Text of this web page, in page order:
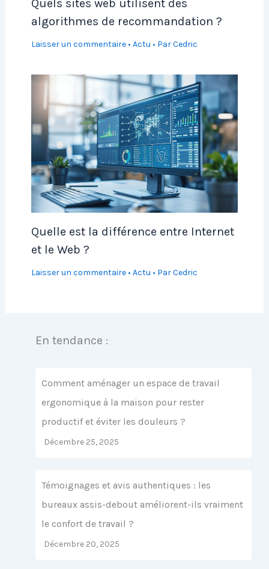
Quels sites web utilisent des
algorithmes de recommandation ?
Laisser un commentaire • Actu • ParCedric
Quelle est la différence entre Internet
et le Web ?
Laisser un commentaire • Actu • ParCedric
En tendance :
Comment aménager un espace de travail
ergonomique à la maison pour rester
productif et éviter les douleurs ?
Décembre 25, 2025
Témoignages et avis authentiques : les
bureaux assis-debout améliorent-ils vraiment
le confort de travail ?
Décembre 20, 2025